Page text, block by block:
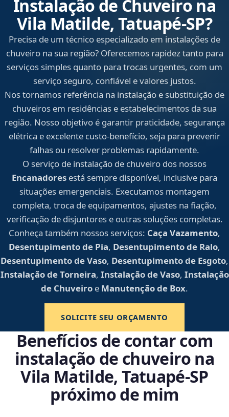
Instalação de Chuveiro na
Vila Matilde, Tatuapé‑SP?
Precisa de um técnico especializado em instalações de
chuveiro na sua região? Oferecemos rapidez tanto para
serviços simples quanto para trocas urgentes, com um
serviço seguro, confiável e valores justos.
Nos tornamos referência na instalação e substituição de
chuveiros em residências e estabelecimentos da sua
região. Nosso objetivo é garantir praticidade, segurança
elétrica e excelente custo-benefício, seja para prevenir
falhas ou resolver problemas rapidamente.
O serviço de instalação de chuveiro dos nossos
Encanadores está sempre disponível, inclusive para
situações emergenciais. Executamos montagem
completa, troca de equipamentos, ajustes na fiação,
verificação de disjuntores e outras soluções completas.
Conheça também nossos serviços: Caça Vazamento,
Desentupimento de Pia, Desentupimento de Ralo,
Desentupimento de Vaso, Desentupimento de Esgoto,
Instalação de Torneira, Instalação de Vaso, Instalação
de Chuveiro e Manutenção de Box.
SOLICITE SEU ORÇAMENTO
Benefícios de contar com
instalação de chuveiro na
Vila Matilde, Tatuapé‑SP
próximo de mim